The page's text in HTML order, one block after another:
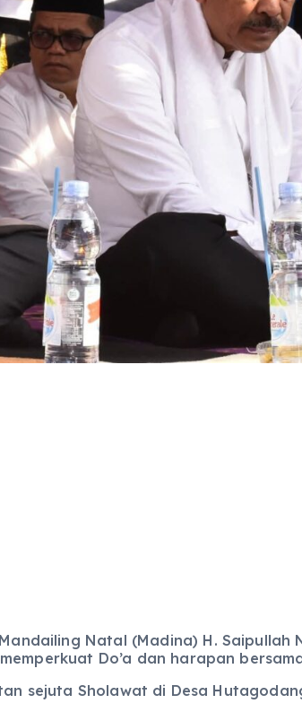
Natal (Madina) H.
Do’a dan harapan
sejuta Sholawat di Desa